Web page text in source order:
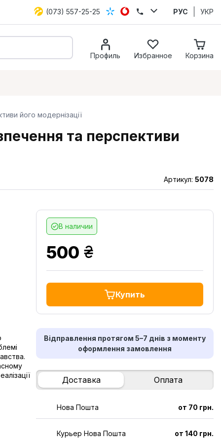
(073) 557-25-25 РУС УКР
Профиль Избранное Корзина
його модернізації
та перспективи
Артикул: 5078
В наличии
500 грн.
Купить
Відправлення протягом 5–7 днів з моменту
оформлення замовлення
Доставка Оплата
Нова Пошта от 70 грн.
Курьер Нова Пошта от 140 грн.